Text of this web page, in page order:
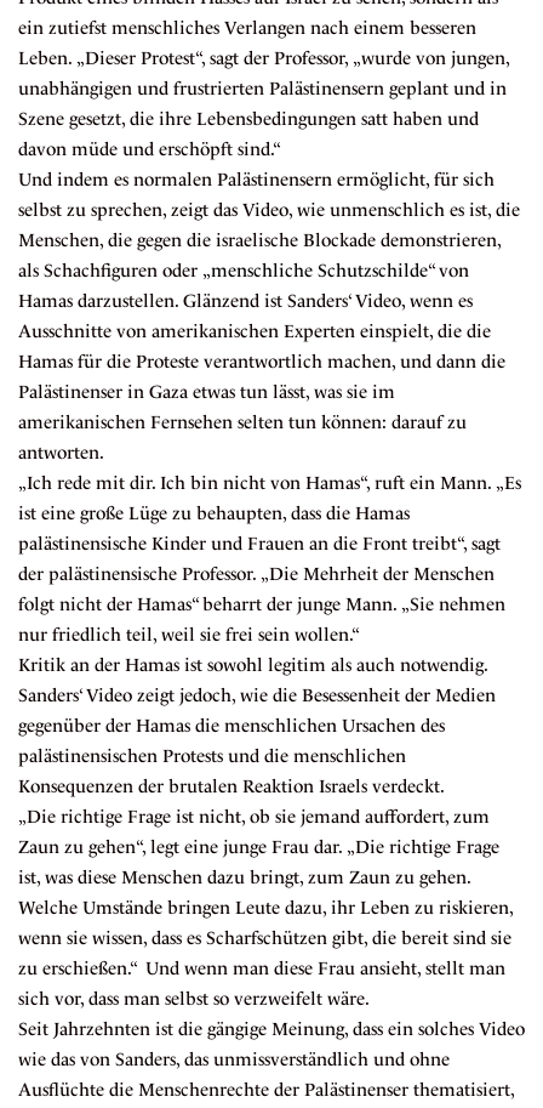
ein zutiefst menschliches Verlangen nach einem besseren
Leben. „Dieser Protest“, sagt der Professor, „wurde von jungen,
unabhängigen und frustrierten Palästinensern geplant und in
Szene gesetzt, die ihre Lebensbedingungen satt haben und
davon müde und erschöpft sind.“
Und indem es normalen Palästinensern ermöglicht, für sich
selbst zu sprechen, zeigt das Video, wie unmenschlich es ist, die
Menschen, die gegen die israelische Blockade demonstrieren,
als Schachfiguren oder „menschliche Schutzschilde“ von
Hamas darzustellen. Glänzend ist Sanders‘ Video, wenn es
Ausschnitte von amerikanischen Experten einspielt, die die
Hamas für die Proteste verantwortlich machen, und dann die
Palästinenser in Gaza etwas tun lässt, was sie im
amerikanischen Fernsehen selten tun können: darauf zu
antworten.
„Ich rede mit dir. Ich bin nicht von Hamas“, ruft ein Mann. „Es
ist eine große Lüge zu behaupten, dass die Hamas
palästinensische Kinder und Frauen an die Front treibt“, sagt
der palästinensische Professor. „Die Mehrheit der Menschen
folgt nicht der Hamas“ beharrt der junge Mann. „Sie nehmen
nur friedlich teil, weil sie frei sein wollen.“
Kritik an der Hamas ist sowohl legitim als auch notwendig.
Sanders‘ Video zeigt jedoch, wie die Besessenheit der Medien
gegenüber der Hamas die menschlichen Ursachen des
palästinensischen Protests und die menschlichen
Konsequenzen der brutalen Reaktion Israels verdeckt.
„Die richtige Frage ist nicht, ob sie jemand auffordert, zum
Zaun zu gehen“, legt eine junge Frau dar. „Die richtige Frage
ist, was diese Menschen dazu bringt, zum Zaun zu gehen.
Welche Umstände bringen Leute dazu, ihr Leben zu riskieren,
wenn sie wissen, dass es Scharfschützen gibt, die bereit sind sie
zu erschießen.“ Und wenn man diese Frau ansieht, stellt man
sich vor, dass man selbst so verzweifelt wäre.
Seit Jahrzehnten ist die gängige Meinung, dass ein solches Video
wie das von Sanders, das unmissverständlich und ohne
Ausflüchte die Menschenrechte der Palästinenser thematisiert,